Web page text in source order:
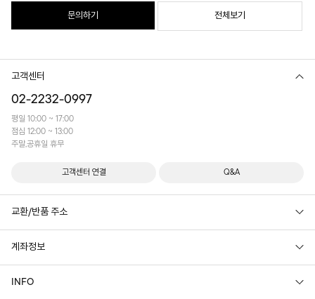
문의하기 전체보기
고객센터
02-2232-0997
평일 10:00 ~ 17:00
점심 12:00 ~ 13:00
주말,공휴일 휴무
고객센터 연결 Q&A
교환/반품 주소
계좌정보
INFO